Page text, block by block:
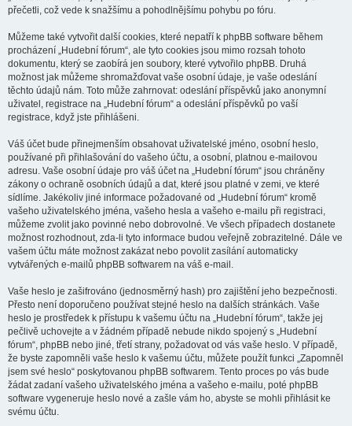
přečetli, což vede k snažšímu a pohodlnějšímu pohybu po fóru.
Můžeme také vytvořit další cookies, které nepatří k phpBB software během
procházení „Hudební fórum“, ale tyto cookies jsou mimo rozsah tohoto
dokumentu, který se zaobírá jen soubory, které vytvořilo phpBB. Druhá
možnost jak můžeme shromažďovat vaše osobní údaje, je vaše odeslání
těchto údajů nám. Toto může zahrnovat: odeslání příspěvků jako anonymní
uživatel, registrace na „Hudební fórum“ a odeslání příspěvků po vaší
registrace, když jste přihlášeni.
Váš účet bude přinejmenším obsahovat uživatelské jméno, osobní heslo,
používané při přihlašování do vašeho účtu, a osobní, platnou e-mailovou
adresu. Vaše osobní údaje pro váš účet na „Hudební fórum“ jsou chráněny
zákony o ochraně osobních údajů a dat, které jsou platné v zemi, ve které
sídlíme. Jakékoliv jiné informace požadované od „Hudební fórum“ kromě
vašeho uživatelského jména, vašeho hesla a vašeho e-mailu při registraci,
můžeme zvolit jako povinné nebo dobrovolné. Ve všech případech dostanete
možnost rozhodnout, zda-li tyto informace budou veřejně zobrazitelné. Dále ve
vašem účtu máte možnost zakázat nebo povolit zasílání automaticky
vytvářených e-mailů phpBB softwarem na váš e-mail.
Vaše heslo je zašifrováno (jednosměrný hash) pro zajištění jeho bezpečnosti.
Přesto není doporučeno používat stejné heslo na dalších stránkách. Vaše
heslo je prostředek k přístupu k vašemu účtu na „Hudební fórum“, takže jej
pečlivě uchovejte a v žádném případě nebude nikdo spojený s „Hudební
fórum“, phpBB nebo jiné, třetí strany, požadovat od vás vaše heslo. V případě,
že byste zapomněli vaše heslo k vašemu účtu, můžete použít funkci „Zapomněl
jsem své heslo“ poskytovanou phpBB softwarem. Tento proces po vás bude
žádat zadaní vašeho uživatelského jména a vašeho e-mailu, poté phpBB
software vygeneruje heslo nové a zašle vám ho, abyste se mohli přihlásit ke
svému účtu.